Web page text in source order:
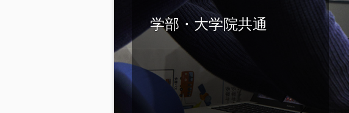
学部・大学院共通